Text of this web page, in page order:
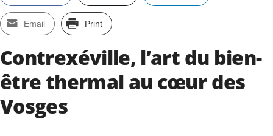
Email Print
Contrexéville, l’art du bien-
être thermal au cœur des
Vosges